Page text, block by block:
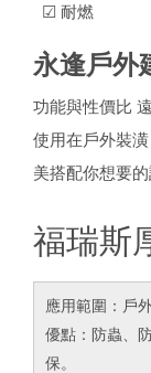
☑ 耐燃
永逢戶外
功能與性價比
使用在戶外裝
美搭配你想要的
福瑞斯
應用範圍：戶
優點：防蟲、
保。